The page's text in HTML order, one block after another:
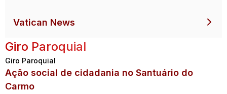
Vatican News
Giro Paroquial
Giro Paroquial
Ação social de cidadania no Santuário do
Carmo